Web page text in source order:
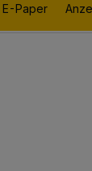
E-Paper